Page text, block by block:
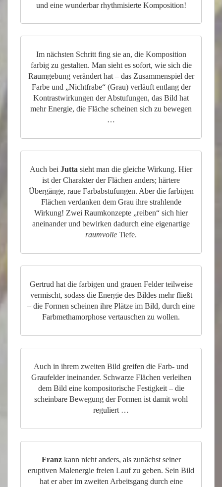
und eine wunderbar rhythmisierte Komposition!
Im nächsten Schritt fing sie an, die Komposition
farbig zu gestalten. Man sieht es sofort, wie sich die
Raumgebung verändert hat – das Zusammenspiel der
Farbe und „Nichtfrabe“ (Grau) verläuft entlang der
Kontrastwirkungen der Abstufungen, das Bild hat
mehr Energie, die Fläche scheinen sich zu bewegen
…
Auch bei Jutta sieht man die gleiche Wirkung. Hier
ist der Charakter der Flächen anders; härtere
Übergänge, raue Farbabstufungen. Aber die farbigen
Flächen verdanken dem Grau ihre strahlende
Wirkung! Zwei Raumkonzepte „reiben“ sich hier
aneinander und bewirken dadurch eine eigenartige
raumvolle Tiefe.
Gertrud hat die farbigen und grauen Felder teilweise
vermischt, sodass die Energie des Bildes mehr fließt
– die Formen scheinen ihre Plätze im Bild, durch eine
Farbmethamorphose vertauschen zu wollen.
Auch in ihrem zweiten Bild greifen die Farb- und
Graufelder ineinander. Schwarze Flächen verleihen
dem Bild eine kompositorische Festigkeit – die
scheinbare Bewegung der Formen ist damit wohl
reguliert …
Franzkann nicht anders, als zunächst seiner
eruptiven Malenergie freien Lauf zu geben. Sein Bild
hat er aber im zweiten Arbeitsgang durch eine